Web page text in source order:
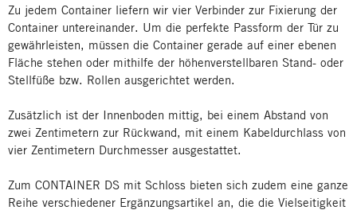
Zu jedem Container liefern wir vier Verbinder zur Fixierung der
Container untereinander. Um die perfekte Passform der Tür zu
gewährleisten, müssen die Container gerade auf einer ebenen
Fläche stehen oder mithilfe der höhenverstellbaren Stand- oder
Stellfüße bzw. Rollen ausgerichtet werden.
Zusätzlich ist der Innenboden mittig, bei einem Abstand von
zwei Zentimetern zur Rückwand, mit einem Kabeldurchlass von
vier Zentimetern Durchmesser ausgestattet.
Zum CONTAINER DS mit Schloss bieten sich zudem eine ganze
Reihe verschiedener Ergänzungsartikel an, die die Vielseitigkeit